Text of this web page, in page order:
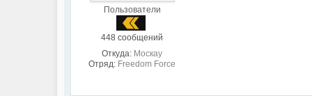
Пользователи
448 сообщений
Откуда: Москау
Отряд: Freedom Force